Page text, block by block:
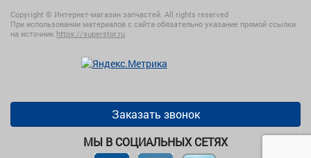
Copyright © Интернет-магазин запчастей. All rights reserved
При использовании материалов с сайта обязательно указание прямой ссылки
на источник https://superstor.ru
Заказать звонок
МЫ В СОЦИАЛЬНЫХ СЕТЯХ